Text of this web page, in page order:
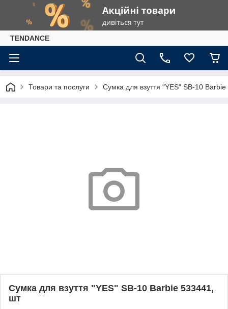
TENDANCE
Товари та послуги Сумка для взуття "YES" SB-10
Сумка для взуття "YES" SB-10 Barbie 533441,
шт